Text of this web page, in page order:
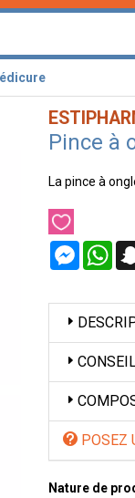
Pince à
La pince à
POSEZ
Nature de